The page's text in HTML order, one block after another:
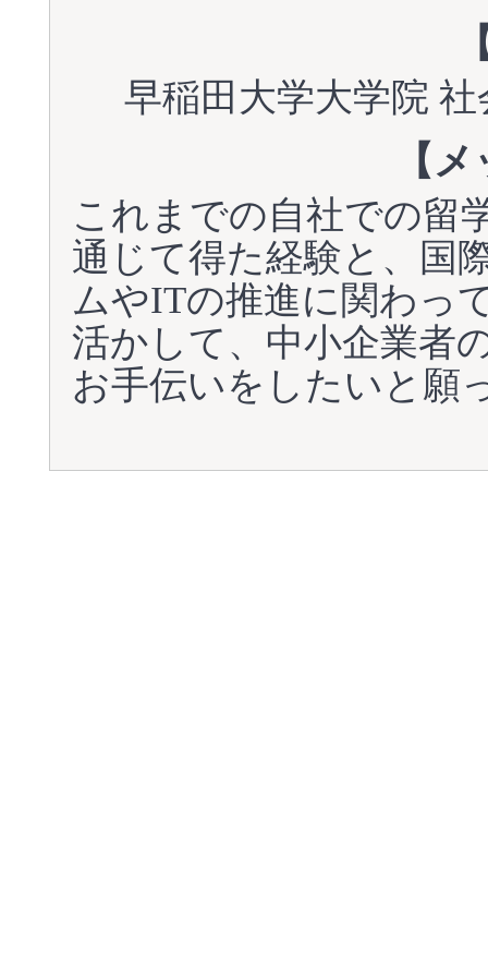
早稲田大学大学院
【
これまでの自社での留
通じて得た経験と、国
ムやITの推進に関わっ
活かして、中小企業者
お手伝いをしたいと願